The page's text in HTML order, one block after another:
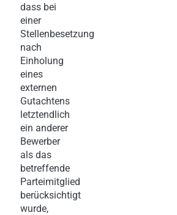
dass bei
einer
Stellenbesetzung
nach
Einholung
eines
externen
Gutachtens
letztendlich
ein anderer
Bewerber
als das
betreffende
Parteimitglied
berücksichtigt
wurde,